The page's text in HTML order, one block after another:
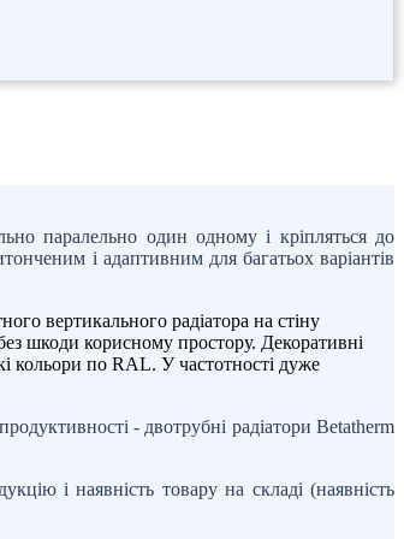
паралельно один одному і кріпляться до
і адаптивним для багатьох варіантів
вертикального радіатора на стіну
шкоди корисному простору. Декоративні
кольори по RAL. У частотності дуже
- двотрубні радіатори Betatherm
і наявність товару на складі (наявність